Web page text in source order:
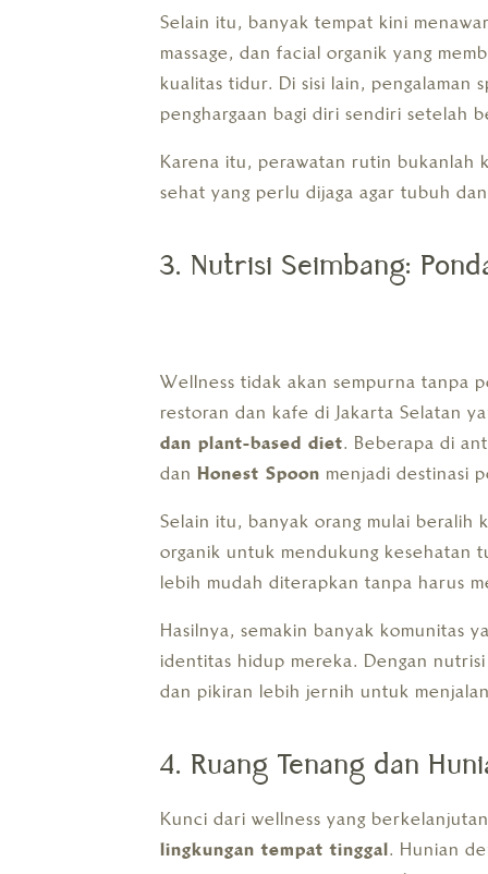
Selain itu, banyak tempat kini
massage, dan facial organik yang
kualitas tidur. Di sisi lain, pengalaman
penghargaan bagi diri sendiri setelah
Karena itu, perawatan rutin bukanlah
sehat yang perlu dijaga agar tubuh
3. Nutrisi Seimbang:
Wellness tidak akan sempurna tanpa
restoran dan kafe di Jakarta Selatan
dan plant-based diet. Beberapa di
dan Honest Spoon menjadi destinasi
Selain itu, banyak orang mulai beralih
organik untuk mendukung kesehatan
lebih mudah diterapkan tanpa harus
Hasilnya, semakin banyak komunitas
identitas hidup mereka. Dengan
dan pikiran lebih jernih untuk
4. Ruang Tenang dan
Kunci dari wellness yang
lingkungan tempat tinggal. Hunian